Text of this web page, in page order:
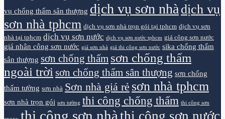
vụ chống thấm sân thượng dịch vụ sơn nhà dịch vụ
sơn nhà tphcm dịch vụ sơn nhà trọn gói tại tphcm dịch vụ sơn
nhà tại tphcm dịch vụ sơn nước dịch vụ sơn nước tphcm giá công sơn nước
giá nhân công sơn nước giá sơn nhà giá thi công sơn nước sika chống thấm
sân thượng sơn chống thấm sơn chống thấm
ngoài trời sơn chống thấm sân thượng sơn chống
thấm tường sơn nhà Sơn nhà giá rẻ sơn nhà tphcm
sơn nhà trọn gói sơn tường thi công chống thấm thi công sơn
thi công sơn nhà thi công sơn nước